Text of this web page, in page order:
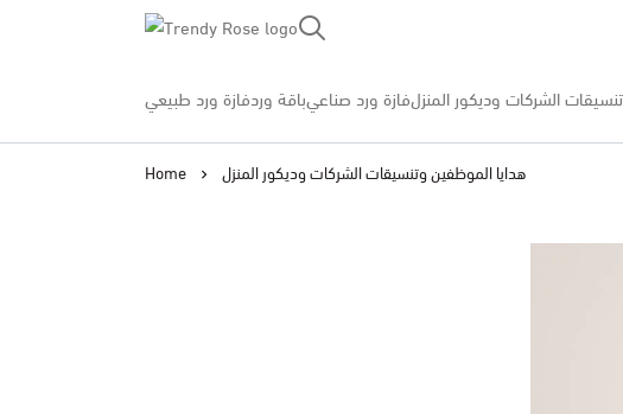
Trendy Rose
فازة ورد طبيعيباقة وردفازة ورد صناعيالشركات وديكور المنزل
Home هدايا الموظفين وتنسيقات الشركات وديكور المنزل